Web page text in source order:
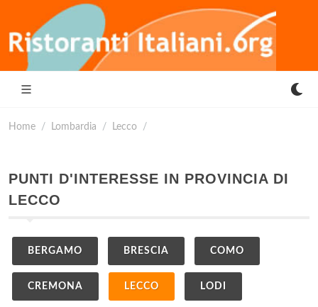
Home Lombardia Lecco
PUNTI D'INTERESSE IN PROVINCIA DI
LECCO
BERGAMO BRESCIA COMO
CREMONA LECCO LODI